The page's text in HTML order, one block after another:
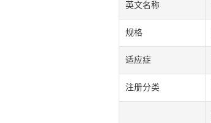
英文名称
规格
适应症
注册分类